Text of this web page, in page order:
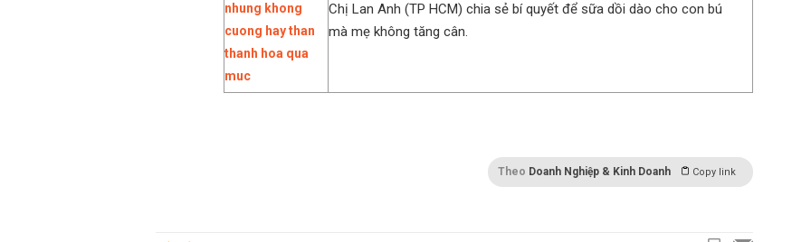
Chị Lan Anh (TP HCM) chia sẻ bí quyết để sữa dồi dào cho con bú
mà mẹ không tăng cân.
Theo Doanh Nghiệp & Kinh Doanh Copy link